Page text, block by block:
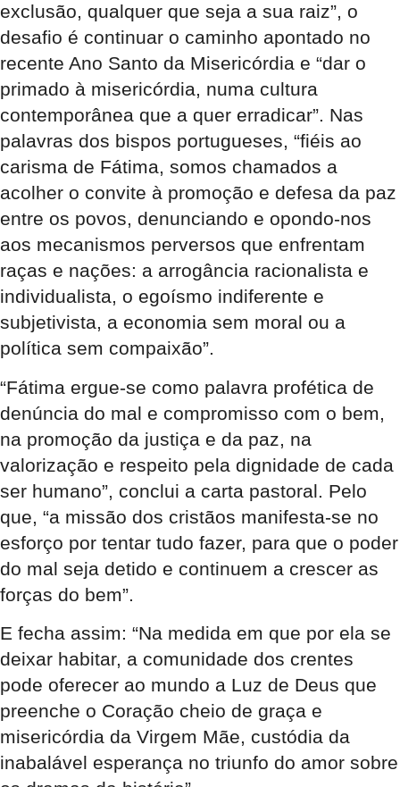
exclusão, qualquer que seja a sua raiz”, o
desafio é continuar o caminho apontado no
recente Ano Santo da Misericórdia e “dar o
primado à misericórdia, numa cultura
contemporânea que a quer erradicar”. Nas
palavras dos bispos portugueses, “fiéis ao
carisma de Fátima, somos chamados a
acolher o convite à promoção e defesa da paz
entre os povos, denunciando e opondo-nos
aos mecanismos perversos que enfrentam
raças e nações: a arrogância racionalista e
individualista, o egoísmo indiferente e
subjetivista, a economia sem moral ou a
política sem compaixão”.
“Fátima ergue-se como palavra profética de
denúncia do mal e compromisso com o bem,
na promoção da justiça e da paz, na
valorização e respeito pela dignidade de cada
ser humano”, conclui a carta pastoral. Pelo
que, “a missão dos cristãos manifesta-se no
esforço por tentar tudo fazer, para que o poder
do mal seja detido e continuem a crescer as
forças do bem”.
E fecha assim: “Na medida em que por ela se
deixar habitar, a comunidade dos crentes
pode oferecer ao mundo a Luz de Deus que
preenche o Coração cheio de graça e
misericórdia da Virgem Mãe, custódia da
inabalável esperança no triunfo do amor sobre